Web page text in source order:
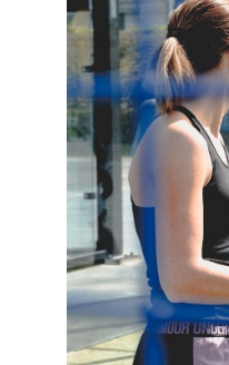
Formations
Documents
Nous Contacter